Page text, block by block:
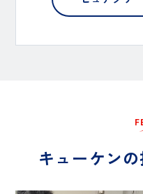
F
キ ュ ーケンの